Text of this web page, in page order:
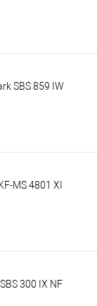
SBS 859 IW
MS 4801 XI
300 IX NF